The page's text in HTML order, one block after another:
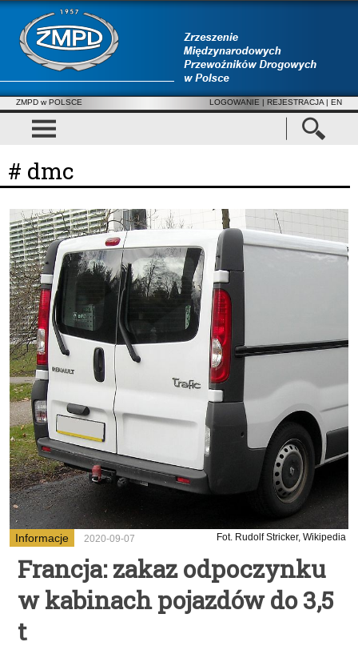
ZMPD w POLSCE LOGOWANIE | REJESTRACJA | EN
# dmc
Informacje 2020-09-07 Fot. Rudolf Stricker, Wikipedia
Francja: zakaz odpoczynku
w kabinach pojazdów do 3,5
t